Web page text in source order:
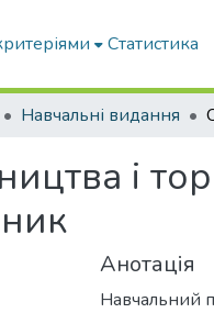
Статистика
Навчальні видання
і
Анотація
Навчальний